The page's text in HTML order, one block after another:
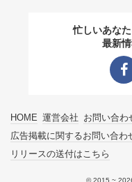
忙しいあな
最新
HOME 運営会社 お問い合わ
広告掲載に関するお問い合わ
リリースの送付はこちら
© 2015 ~